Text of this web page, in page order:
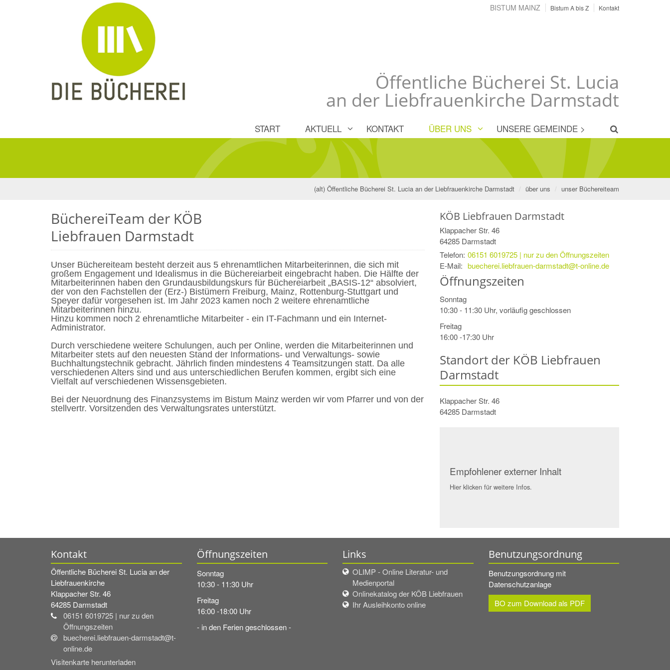
Öffentliche Bücherei St. Lucia
an der Liebfrauenkirche Darmstadt
BISTUM MAINZ Bistum A bis Z Kontakt
START AKTUELL KONTAKT ÜBER UNS UNSERE GEMEINDE >
(alt) Öffentliche Bücherei St. Lucia an der Liebfrauenkirche Darmstadt über uns unser Büchereiteam
BüchereiTeam der KÖB
Liebfrauen Darmstadt
Unser Büchereiteam besteht derzeit aus 5 ehrenamtlichen Mitarbeiterinnen, die sich mit
großem Engagement und Idealismus in die Büchereiarbeit eingebracht haben. Die Hälfte der
Mitarbeiterinnen haben den Grundausbildungskurs für Büchereiarbeit „BASIS-12“ absolviert,
der von den Fachstellen der (Erz-) Bistümern Freiburg, Mainz, Rottenburg-Stuttgart und
Speyer dafür vorgesehen ist. Im Jahr 2023 kamen noch 2 weitere ehrenamtliche
Mitarbeiterinnen hinzu.
Hinzu kommen noch 2 ehrenamtliche Mitarbeiter - ein IT-Fachmann und ein Internet-
Administrator.
Durch verschiedene weitere Schulungen, auch per Online, werden die Mitarbeiterinnen und
Mitarbeiter stets auf den neuesten Stand der Informations- und Verwaltungs- sowie
Buchhaltungstechnik gebracht. Jährlich finden mindestens 4 Teamsitzungen statt. Da alle
verschiedenen Alters sind und aus unterschiedlichen Berufen kommen, ergibt sich eine
Vielfalt auf verschiedenen Wissensgebieten.
Bei der Neuordnung des Finanzsystems im Bistum Mainz werden wir vom Pfarrer und von der
stellvertr. Vorsitzenden des Verwaltungsrates unterstützt.
KÖB Liebfrauen Darmstadt
Klappacher Str. 46
64285 Darmstadt
Telefon: 06151 6019725 | nur zu den Öffnungszeiten
E-Mail: buecherei.liebfrauen-darmstadt@t-online.de
Öffnungszeiten
Sonntag
10:30 - 11:30 Uhr, vorläufig geschlossen
Freitag
16:00 -17:30 Uhr
Standort der KÖB Liebfrauen
Darmstadt
Klappacher Str. 46
64285 Darmstadt
Empfohlener externer Inhalt
Hier klicken für weitere Infos.
Kontakt
Öffentliche Bücherei St. Lucia an der
Liebfrauenkirche
Klappacher Str. 46
64285 Darmstadt
06151 6019725 | nur zu den
Öffnungszeiten
buecherei.liebfrauen-darmstadt@t-
online.de
Visitenkarte herunterladen
Öffnungszeiten
Sonntag
10:30 - 11:30 Uhr
Freitag
16:00 -18:00 Uhr
- in den Ferien geschlossen -
Links
OLIMP - Online Literatur- und
Medienportal
Onlinekatalog der KÖB Liebfrauen
Ihr Ausleihkonto online
Benutzungsordnung
Benutzungsordnung mit
Datenschutzanlage
BO zum Download als PDF